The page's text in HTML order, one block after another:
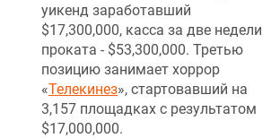
уикенд заработавший
$17,300,000, касса за две недели
проката - $53,300,000. Третью
позицию занимает хоррор
«Телекинез», стартовавший на
3,157 площадках с результатом
$17,000,000.